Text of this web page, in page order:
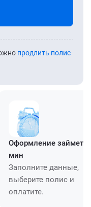
продлить полис
Оформление займет
мин
Заполните данные,
выберите полис и
оплатите.